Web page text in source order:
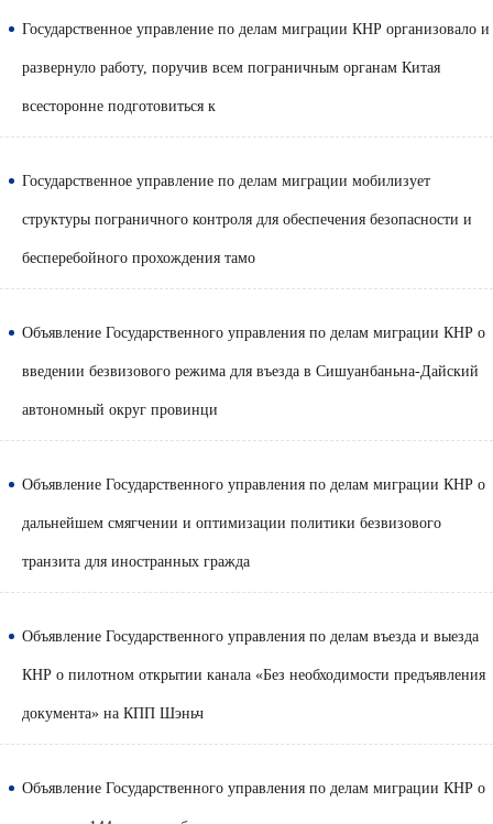
Государственное управление по делам миграции КНР организовало и
развернуло работу, поручив всем пограничным органам Китая
всесторонне подготовиться к
Государственное управление по делам миграции мобилизует
структуры пограничного контроля для обеспечения безопасности и
бесперебойного прохождения тамо
Объявление Государственного управления по делам миграции КНР о
введении безвизового режима для въезда в Сишуанбаньна-Дайский
автономный округ провинци
Объявление Государственного управления по делам миграции КНР о
дальнейшем смягчении и оптимизации политики безвизового
транзита для иностранных гражда
Объявление Государственного управления по делам въезда и выезда
КНР о пилотном открытии канала «Без необходимости предъявления
документа» на КПП Шэньч
Объявление Государственного управления по делам миграции КНР о